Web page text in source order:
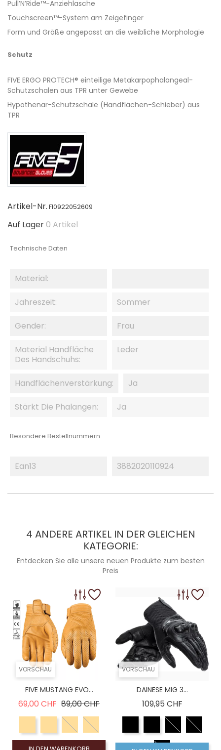
Pull’N’Ride™-Anziehlasche
Touchscreen™-System am Zeigefinger
Form und Größe angepasst an die weibliche Morphologie
Schutz
FIVE ERGO PROTECH® einteilige Metakarpophalangeal-
Schutzschalen aus TPR unter Gewebe
Hypothenar-Schutzschale (Handflächen-Schieber) aus
TPR
Artikel-Nr. FI0922052609
Auf Lager0 Artikel
Technische Daten
Material:
Jahreszeit: Sommer
Gender: Frau
Material Handfläche
Des Handschuhs:
Leder
Handflächenverstärkung: Ja
Stärkt Die Phalangen: Ja
Besondere Bestellnummern
Ean13 3882020110924
4 ANDERE ARTIKEL IN DER GLEICHEN
KATEGORIE:
Entdecken Sie alle unsere neuen Produkte zum besten
Preis
VORSCHAU
FIVE MUSTANG EVO...
69,00 CHF Verkaufspreis
89,00 CHFPreis
VORSCHAU
DAINESE MIG 3...
109,95 CHFPreis